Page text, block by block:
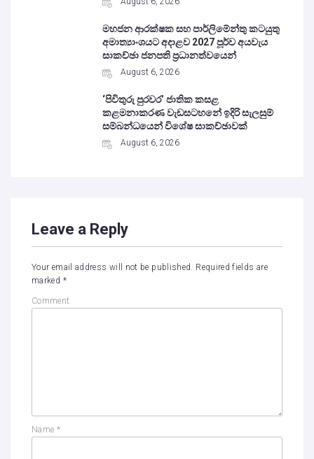
මහජන ආරක්ෂක සහ පාර්ලිමේන්තු කටයුතු
අමාත්‍යාංශයට අදාළව 2027 පූර්ව අයවැය
සාකච්ඡා ජනපති ප්‍රධානත්වයෙන්
August 6, 2026
‘පිවිතුරු පුරවර’ ජාතික කසළ
කළමනාකරණ වැඩසටහනේ ඉදිරි සැලසුම්
සම්බන්ධයෙන් විශේෂ සාකච්ඡාවක්
August 6, 2026
Leave a Reply
Your email address will not be published. Required fields are
marked *
Comment
Name *